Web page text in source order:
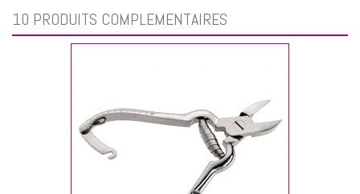
10 PRODUITS COMPLÉMENTAIRES